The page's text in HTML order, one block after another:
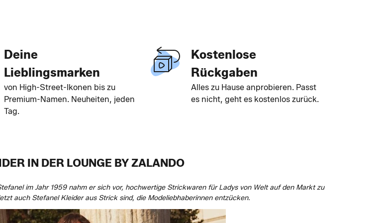
Deine
Lieblingsmarken
von High-Street-Ikonen bis zu
Premium-Namen. Neuheiten, jeden
Tag.
Kostenlose
Rückgaben
Alles zu Hause anprobieren. Passt
es nicht, geht es kostenlos zurück.
IN DER LOUNGE BY ZALANDO
im Jahr 1959 nahm er sich vor, hochwertige Strickwaren für Ladys von Welt auf den Markt zu
auch Stefanel Kleider aus Strick sind, die Modeliebhaberinnen entzücken.